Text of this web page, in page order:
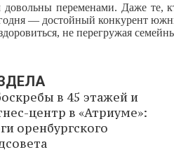
переменами. Даже те,
— достойный конкурент
не перегружая
в 45 этажей и
центр в «Атриуме»:
оренбургского